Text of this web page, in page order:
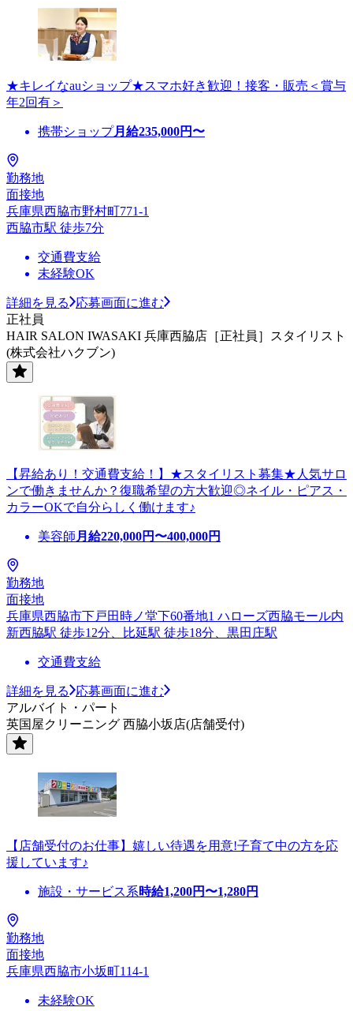
★キレイなauショップ★スマホ好き歓迎！接客・販売＜賞与
年2回有＞
携帯ショップ月給235,000円〜
勤務地
面接地
兵庫県西脇市野村町771-1
西脇市駅 徒歩7分
交通費支給
未経験OK
詳細を見る
応募画面に進む
正社員
HAIR SALON IWASAKI 兵庫西脇店［正社員］スタイリスト
(株式会社ハクブン)
【昇給あり！交通費支給！】★スタイリスト募集★人気サロ
ンで働きませんか？復職希望の方大歓迎◎ネイル・ピアス・
カラーOKで自分らしく働けます♪
美容師 月給220,000円〜400,000円
勤務地
面接地
兵庫県西脇市下戸田時ノ堂下60番地1 ハローズ西脇モール内
新西脇駅 徒歩12分、比延駅 徒歩18分、黒田庄駅
交通費支給
詳細を見る
応募画面に進む
アルバイト・パート
英国屋クリーニング 西脇小坂店(店舗受付)
【店舗受付のお仕事】嬉しい待遇を用意!子育て中の方を応
援しています♪
施設・サービス系時給1,200円〜1,280円
勤務地
面接地
兵庫県西脇市小坂町114-1
未経験OK